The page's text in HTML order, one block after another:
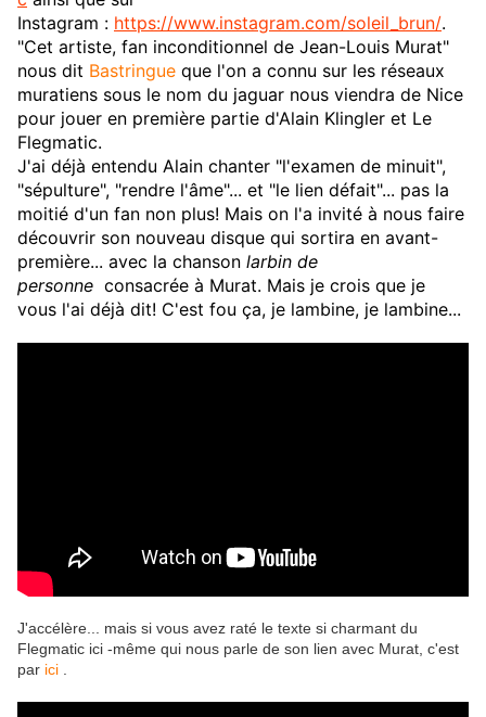
Instagram : https://www.instagram.com/soleil_brun/.
"Cet artiste, fan inconditionnel de Jean-Louis Murat"
nous dit Bastringue que l'on a connu sur les réseaux
muratiens sous le nom du jaguar nous viendra de Nice
pour jouer en première partie d'Alain Klingler et Le
Flegmatic.
J'ai déjà entendu Alain chanter "l'examen de minuit",
"sépulture", "rendre l'âme"... et "le lien défait"... pas la
moitié d'un fan non plus! Mais on l'a invité à nous faire
découvrir son nouveau disque qui sortira en avant-
première... avec la chanson larbin de
personne consacrée à Murat. Mais je crois que je
vous l'ai déjà dit! C'est fou ça, je lambine, je lambine...
J'accélère... mais si vous avez raté le texte si charmant du
Flegmatic ici -même qui nous parle de son lien avec Murat, c'est
par ici